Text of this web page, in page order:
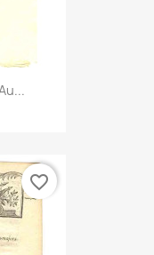
favorite_border